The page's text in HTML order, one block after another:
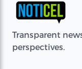
Transparent
perspectives.